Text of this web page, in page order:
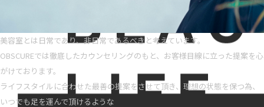
美容室とは日常であり、非日常であるべきと考えています。
OBSCUREでは徹底したカウンセリングのもと、お客様目線に立った提案を心
がけております。
ライフスタイルに合わせた最善の提案をさせて頂き、理想の状態を保つ為、
いつでも足を運んで頂けるような